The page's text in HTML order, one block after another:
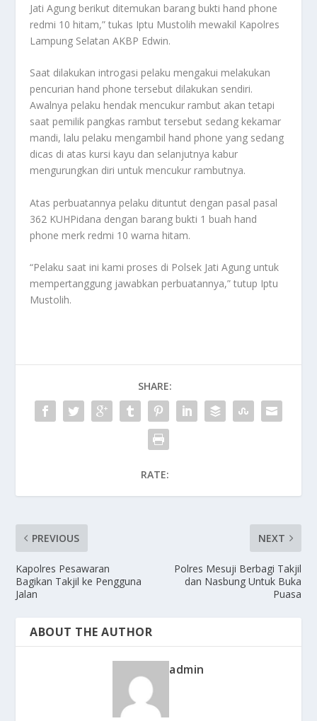
Jati Agung berikut ditemukan barang bukti hand phone
redmi 10 hitam,” tukas Iptu Mustolih mewakil Kapolres
Lampung Selatan AKBP Edwin.
Saat dilakukan introgasi pelaku mengakui melakukan
pencurian hand phone tersebut dilakukan sendiri.
Awalnya pelaku hendak mencukur rambut akan tetapi
saat pemilik pangkas rambut tersebut sedang kekamar
mandi, lalu pelaku mengambil hand phone yang sedang
dicas di atas kursi kayu dan selanjutnya kabur
mengurungkan diri untuk mencukur rambutnya.
Atas perbuatannya pelaku dituntut dengan pasal pasal
362 KUHPidana dengan barang bukti 1 buah hand
phone merk redmi 10 warna hitam.
“Pelaku saat ini kami proses di Polsek Jati Agung untuk
mempertanggung jawabkan perbuatannya,” tutup Iptu
Mustolih.
SHARE:
RATE:
PREVIOUS
Kapolres Pesawaran
Bagikan Takjil ke Pengguna
Jalan
NEXT
Polres Mesuji Berbagi Takjil
dan Nasbung Untuk Buka
Puasa
ABOUT THE AUTHOR
admin